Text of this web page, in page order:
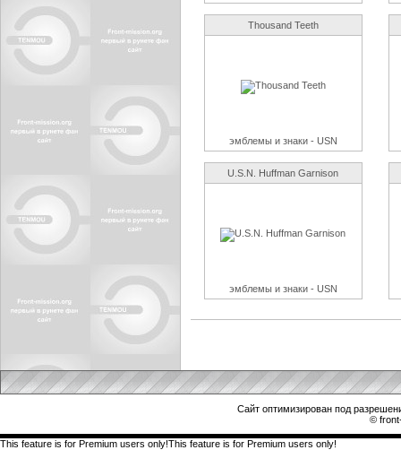
Thousand Teeth
эмблемы и знаки - USN
U.S.N. Huffman Garnison
эмблемы и знаки - USN
Сайт оптимизирован под
©
This feature is for Premium users only!This feature is for Premium users only!